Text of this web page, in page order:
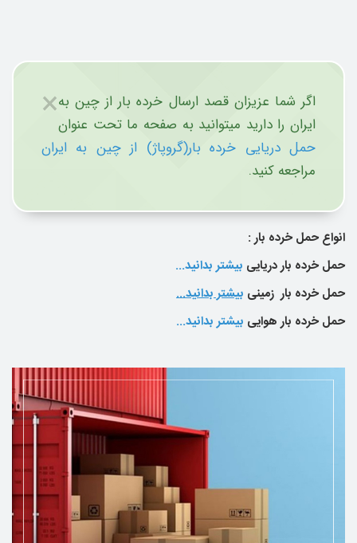
×اگر شما عزیزان قصد ارسال خرده بار از چین به
ایران را دارید میتوانید به صفحه ما تحت عنوان
حمل دریایی خرده بار(گروپاژ) از چین به ایران
مراجعه کنید.
انواع حمل خرده بار :
حمل خرده بار دریایی بیشتر بدانید...
حمل خرده بار زمینی بیشتر بدانید...
حمل خرده بار هوایی بیشتر بدانید...